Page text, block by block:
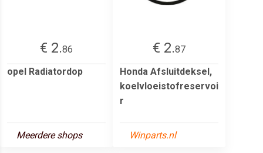
€ 2.86
opel Radiatordop
Meerdere shops
€ 2.87
Honda Afsluitdeksel,
koelvloeistofreservoi
r
Winparts.nl